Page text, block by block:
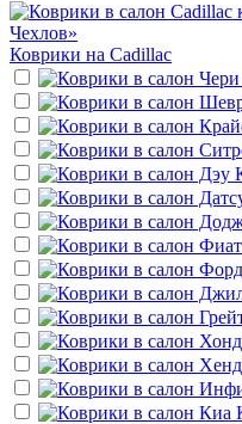
Коврики на Cadillac